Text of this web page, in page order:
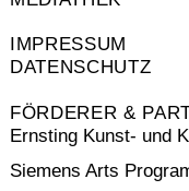
IMPRESSUM
DATENSCHUTZ
FÖRDERER &
Ernsting Kunst- und
Siemens Arts